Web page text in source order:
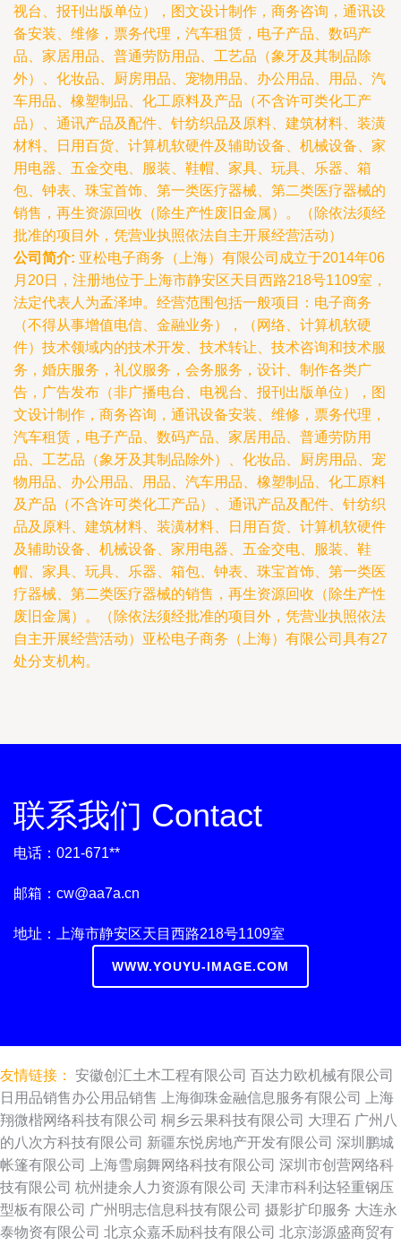
视台、报刊出版单位），图文设计制作，商务咨询，通讯设
备安装、维修，票务代理，汽车租赁，电子产品、数码产
品、家居用品、普通劳防用品、工艺品（象牙及其制品除
外）、化妆品、厨房用品、宠物用品、办公用品、用品、汽
车用品、橡塑制品、化工原料及产品（不含许可类化工产
品）、通讯产品及配件、针纺织品及原料、建筑材料、装潢
材料、日用百货、计算机软硬件及辅助设备、机械设备、家
用电器、五金交电、服装、鞋帽、家具、玩具、乐器、箱
包、钟表、珠宝首饰、第一类医疗器械、第二类医疗器械的
销售，再生资源回收（除生产性废旧金属）。（除依法须经
批准的项目外，凭营业执照依法自主开展经营活动）
公司简介: 亚松电子商务（上海）有限公司成立于2014年06
月20日，注册地位于上海市静安区天目西路218号1109室，
法定代表人为孟泽坤。经营范围包括一般项目：电子商务
（不得从事增值电信、金融业务），（网络、计算机软硬
件）技术领域内的技术开发、技术转让、技术咨询和技术服
务，婚庆服务，礼仪服务，会务服务，设计、制作各类广
告，广告发布（非广播电台、电视台、报刊出版单位），图
文设计制作，商务咨询，通讯设备安装、维修，票务代理，
汽车租赁，电子产品、数码产品、家居用品、普通劳防用
品、工艺品（象牙及其制品除外）、化妆品、厨房用品、宠
物用品、办公用品、用品、汽车用品、橡塑制品、化工原料
及产品（不含许可类化工产品）、通讯产品及配件、针纺织
品及原料、建筑材料、装潢材料、日用百货、计算机软硬件
及辅助设备、机械设备、家用电器、五金交电、服装、鞋
帽、家具、玩具、乐器、箱包、钟表、珠宝首饰、第一类医
疗器械、第二类医疗器械的销售，再生资源回收（除生产性
废旧金属）。（除依法须经批准的项目外，凭营业执照依法
自主开展经营活动）亚松电子商务（上海）有限公司具有27
处分支机构。
联系我们 Contact
电话：021-671**
邮箱： cw@aa7a.cn
地址：上海市静安区天目西路218号1109室
WWW.YOUYU-IMAGE.COM
友情链接： 安徽创汇土木工程有限公司 百达力欧机械有限公司
日用品销售办公用品销售
上海御珠金融信息服务有限公司
上海
翔微楷网络科技有限公司 桐乡云果科技有限公司 大理石 广州八
的八次方科技有限公司 新疆东悦房地产开发有限公司 深圳鹏城
帐篷有限公司
上海雪扇舞网络科技有限公司 深圳市创营网络科
技有限公司 杭州捷余人力资源有限公司 天津市科利达轻重钢压
型板有限公司 广州明志信息科技有限公司 摄影扩印服务 大连永
泰物资有限公司 北京众嘉禾励科技有限公司 北京澎源盛商贸有